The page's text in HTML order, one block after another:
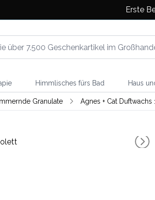
Erste
Himmlisches fürs Bad Haus
Granulate Agnes + Cat Duftwachs